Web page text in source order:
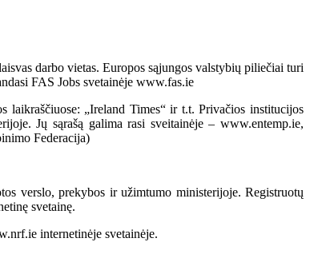
darbo vietas. Europos sąjungos valstybių piliečiai turi
FAS Jobs svetainėje www.fas.ie
„Ireland Times“ ir t.t. Privačios institucijos
Jų sąrašą galima rasi sveitainėje – www.entemp.ie,
Federacija)
verslo, prekybos ir užimtumo ministerijoje. Registruotų
svetainę.
internetinėje svetainėje.